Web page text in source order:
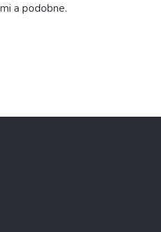
a podobne.